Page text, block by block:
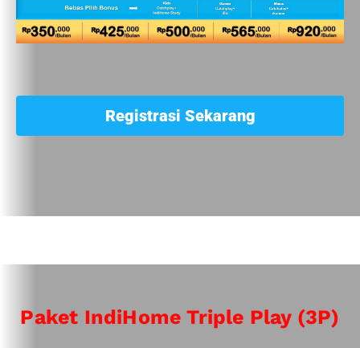
Registrasi Sekarang
Paket IndiHome Triple Play (3P)